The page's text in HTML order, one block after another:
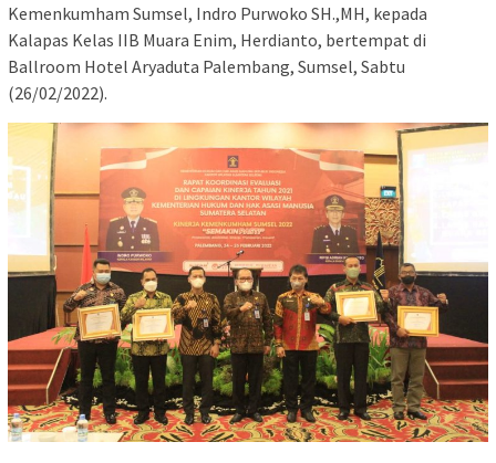
Kemenkumham Sumsel, Indro Purwoko SH.,MH, kepada
Kalapas Kelas IIB Muara Enim, Herdianto, bertempat di
Ballroom Hotel Aryaduta Palembang, Sumsel, Sabtu
(26/02/2022).